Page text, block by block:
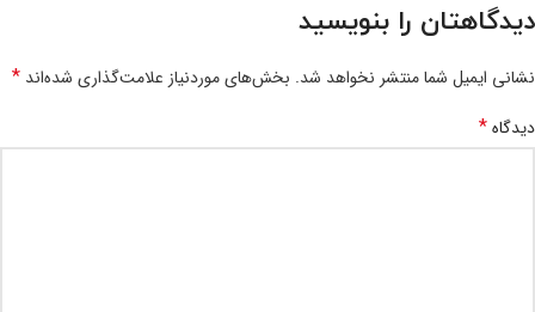
دیدگاهتان را بنویسید
نشانی ایمیل شما منتشر نخواهد شد. بخش‌های موردنیاز علامت‌گذاری شده‌اند *
دیدگاه*